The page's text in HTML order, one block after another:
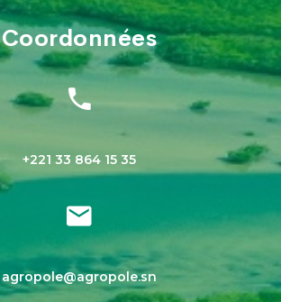
Coordonnées
+221 33 864 15 35
agropole@agropole.sn